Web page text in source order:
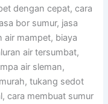
dengan cepat, cara
bor sumur, jasa
air mampet, biaya
air tersumbat,
air sleman,
tukang sedot
cara membuat sumur